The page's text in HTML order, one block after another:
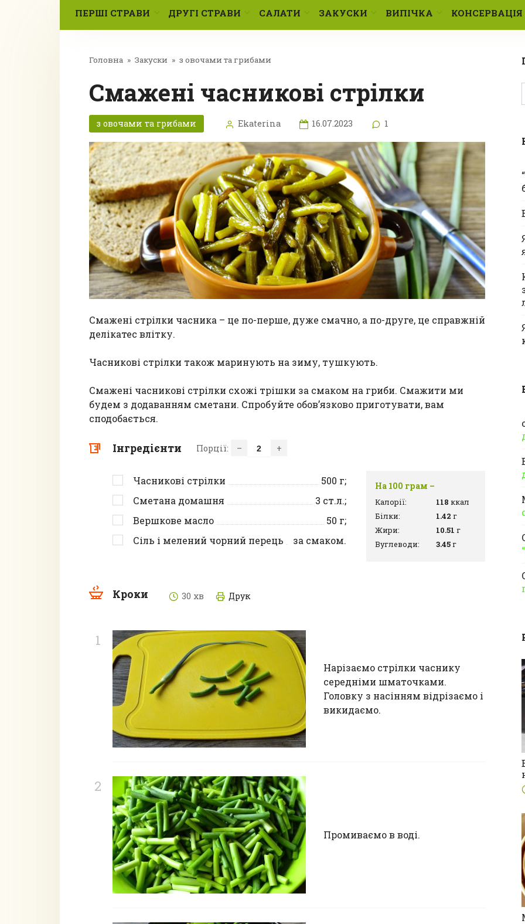
ПЕРШІ СТРАВИ ДРУГІ СТРАВИ САЛАТИ ЗАКУСКИ ВИПІЧКА КОНСЕРВАЦІЯ
Головна » Закуски » з овочами та грибами
Смажені часникові стрілки
з овочами та грибами Ekaterina 16.07.2023 1
Смажені стрілки часника – це по-перше, дуже смачно, а по-друге, це справжній
делікатес влітку.
Часникові стрілки також маринують на зиму, тушкують.
Смажені часникові стрілки схожі трішки за смаком на гриби. Смажити ми
будем з додаванням сметани. Спробуйте обов’язково приготувати, вам
сподобається.
Інгредієнти Порції: – +
Часникові стрілки 500 г;
Сметана домашня
3 ст.л.;
Вершкове масло
50 г;
Сіль і мелений чорний перець
за смаком.
На 100 грам –
Калорії: 118 ккал
Білки:
1.42 г
Жири:
10.51 г
Вуглеводи:
3.45г
Кроки 30 хв Друк
Нарізаємо стрілки часнику
середніми шматочками.
Головку з насінням відрізаємо і
викидаємо.
Промиваємо в воді.